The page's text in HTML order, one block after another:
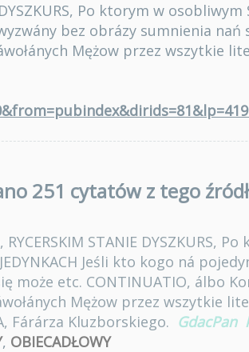
Po ktorym w
bez obrázy sumnienia
Mężow przez wszytkie
251 cytatów z tego
RYCERSKIM STANIE DYSZKURS,
Jeśli kto kogo ná
może etc. CONTINUATIO, álbo
Mężow przez wszytkie
Fárárza Kluzborskiego. GdacPan
, OBIECADŁOWY